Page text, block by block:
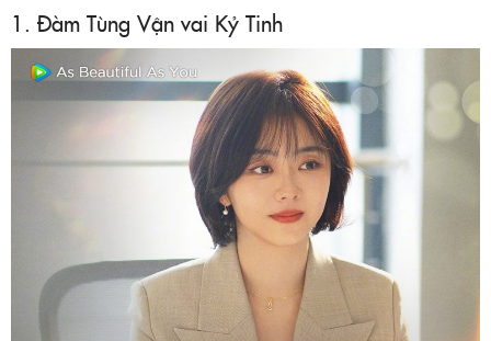
1. Đàm Tùng Vận vai Kỷ Tinh